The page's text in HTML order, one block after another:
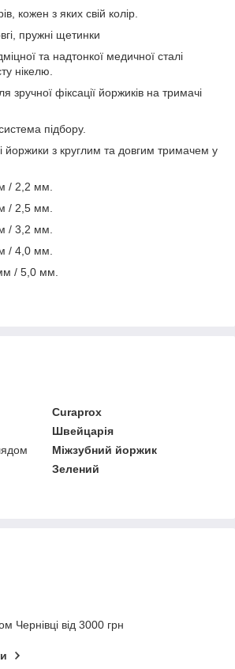
кожен з яких свій колір.
пружні щетинки
та надтонкої медичної сталі
нікелю.
зручної фіксації йоржиків на тримачі
підбору.
йоржики з круглим та довгим тримачем у
/ 2,2 мм.
/ 2,5 мм.
/ 3,2 мм.
/ 4,0 мм.
/ 5,0 мм.
Curaprox
Швейцарія
Міжзубний йоржик
Зелений
Чернівці від 3000 грн